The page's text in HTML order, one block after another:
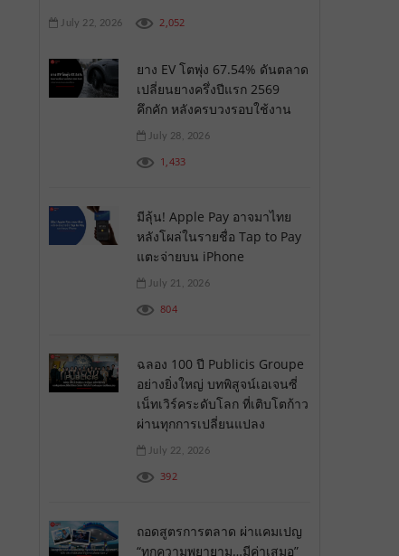
July 22, 2026 2,052
ยาง EV โตพุ่ง 67.54% ดันตลาด
เปลี่ยนยางครึ่งปีแรก 2569
คึกคัก หลังครบวงรอบใช้งาน
July 28, 2026
1,433
มีลุ้น! Apple Pay อาจมาไทย
หลังโผล่ในรายชื่อ Tap to Pay
แตะจ่ายบน iPhone
July 21, 2026
804
ฉลอง 100 ปี Publicis Groupe
อย่างยิ่งใหญ่ บทพิสูจน์เอเจนซี่
เน็ทเวิร์คระดับโลก ที่เติบโตก้าว
ผ่านทุกการเปลี่ยนแปลง
July 22, 2026
392
ถอดสูตรการตลาด ผ่าแคมเปญ
“ทุกความพยายาม…มีค่าเสมอ”